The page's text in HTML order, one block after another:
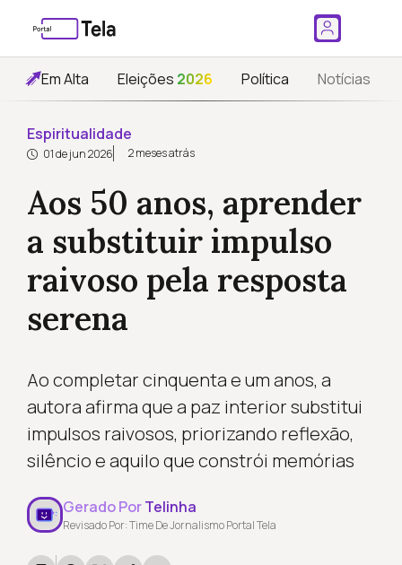
Em Alta Eleições 2026 Política Notícias
Espiritualidade
01 de jun 2026 2 meses atrás
Aos 50 anos, aprender
a substituir impulso
raivoso pela resposta
serena
Ao completar cinquenta e um anos, a
autora afirma que a paz interior substitui
impulsos raivosos, priorizando reflexão,
silêncio e aquilo que constrói memórias
Gerado PorTelinha
Revisado Por: Time De Jornalismo Portal Tela